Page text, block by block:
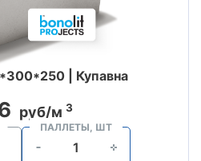
| Купавна
руб/м 3
ПАЛЛЕТЫ, ШТ